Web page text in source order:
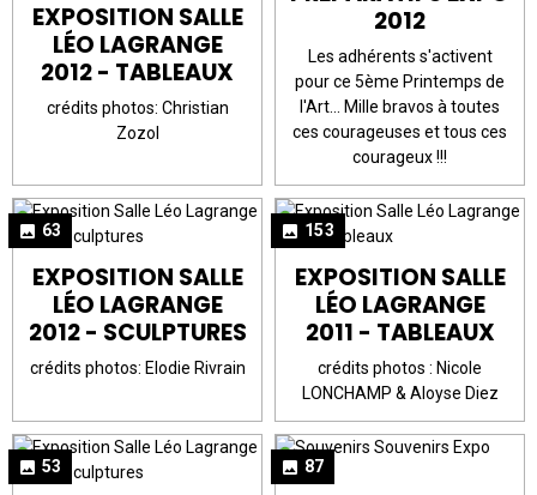
EXPOSITION SALLE
LÉO LAGRANGE
2012 - TABLEAUX
crédits photos: Christian
Zozol
2012
Les adhérents s'activent
pour ce 5ème Printemps de
l'Art... Mille bravos à toutes
ces courageuses et tous ces
courageux !!!
63
EXPOSITION SALLE
LÉO LAGRANGE
2012 - SCULPTURES
crédits photos: Elodie Rivrain
153
EXPOSITION SALLE
LÉO LAGRANGE
2011 - TABLEAUX
crédits photos : Nicole
LONCHAMP & Aloyse Diez
53 87